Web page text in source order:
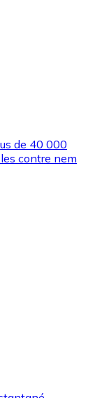
de 40 000
contre nem